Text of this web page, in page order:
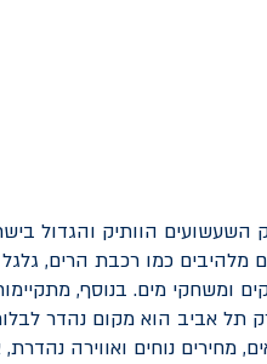
הוותיק והגדול
כמו רכבת הרים, גלגל
ומשחקי מים. בנוסף,
תל אביב הוא מקום נהדר
נוחים ואווירה נהדרת,